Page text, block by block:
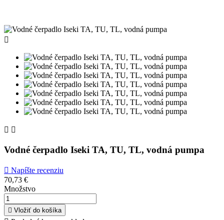

 
Vodné čerpadlo Iseki TA, TU, TL, vodná pumpa
 Napíšte recenziu
70,73 €
Množstvo
 Vložiť do košíka